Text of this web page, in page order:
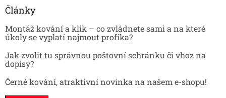
Články
Montáž kování a klik – co zvládnete sami a na které
úkoly se vyplatí najmout profíka?
Jak zvolit tu správnou poštovní schránku či vhoz na
dopisy?
Černé kování, atraktivní novinka na našem e-shopu!